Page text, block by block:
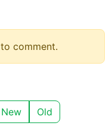
to comment.
New Old